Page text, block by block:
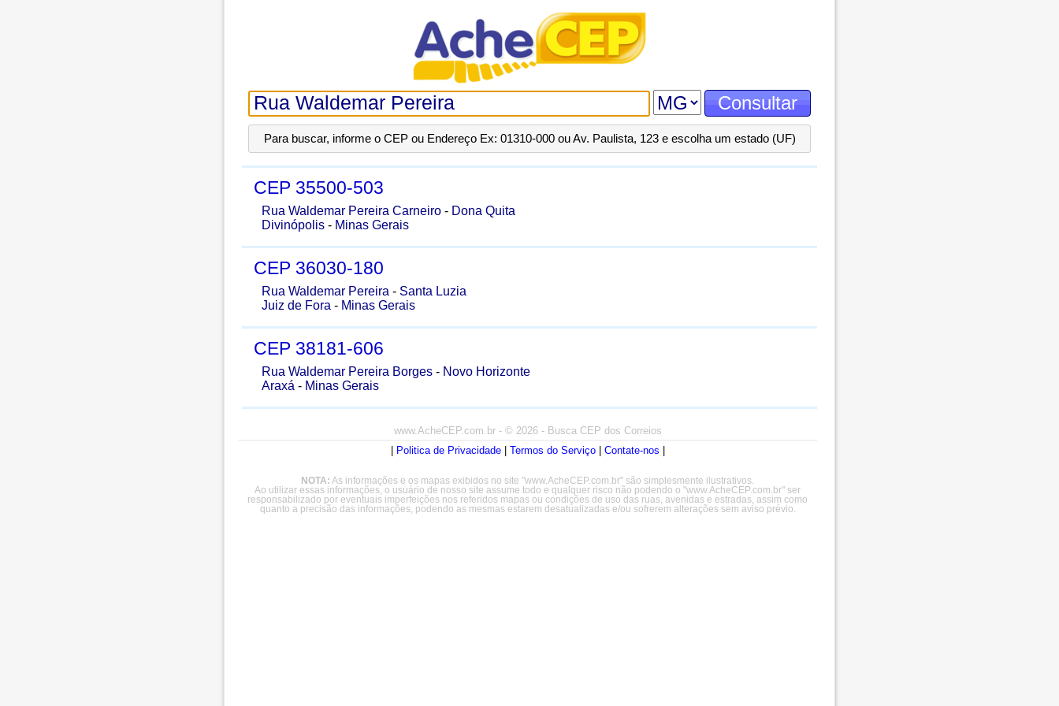
Para buscar, informe o CEP ou Endereço Ex: 01310-000 ou Av. Paulista, 123 e escolha um estado (UF)
CEP 35500-503
Rua Waldemar Pereira Carneiro - Dona Quita
Divinópolis - Minas Gerais
CEP 36030-180
Rua Waldemar Pereira - Santa Luzia
Juiz de Fora - Minas Gerais
CEP 38181-606
Rua Waldemar Pereira Borges - Novo Horizonte
Araxá - Minas Gerais
www.AcheCEP.com.br- © 2026 - Busca CEP dos Correios
Politica de Privacidade| Termos do Serviço| Contate-nos
NOTA: As informações e os mapas exibidos no site "www.AcheCEP.com.br" são simplesmente ilustrativos.
Ao utilizar essas informações, o usuário de nosso site assume todo e qualquer risco não podendo o "www.AcheCEP.com.br" ser
responsabilizado por eventuais imperfeições nos referidos mapas ou condições de uso das ruas, avenidas e estradas, assim como
quanto a precisão das informações, podendo as mesmas estarem desatualizadas e/ou sofrerem alterações sem aviso prévio.